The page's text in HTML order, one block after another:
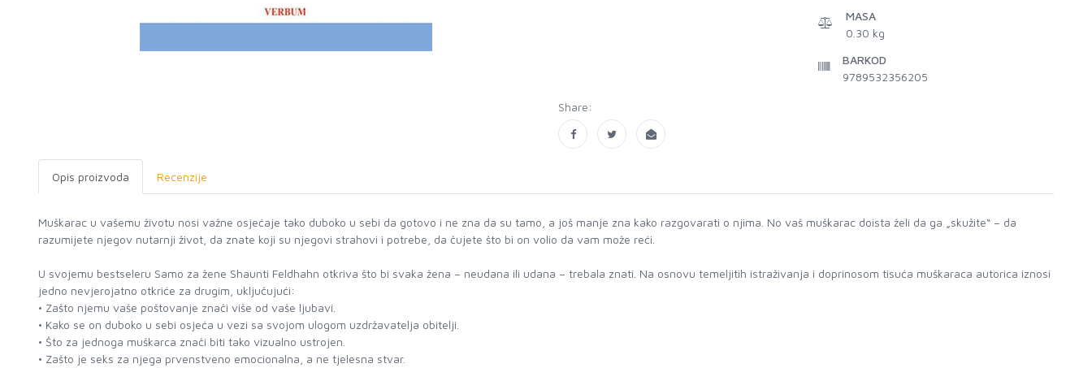
MASA
0.30 kg
BARKOD
9789532356205
Share:
Opis proizvoda Recenzije
Muškarac u vašemu životu nosi važne osjećaje tako duboko u sebi da gotovo i ne zna da su tamo, a još manje zna kako razgovarati o njima. No vaš muškarac doista želi da ga „skužite“ – da
razumijete njegov nutarnji život, da znate koji su njegovi strahovi i potrebe, da čujete što bi on volio da vam može reći.
U svojemu bestseleru Samo za žene Shaunti Feldhahn otkriva što bi svaka žena – neudana ili udana – trebala znati. Na osnovu temeljitih istraživanja i doprinosom tisuća muškaraca autorica iznosi
jedno nevjerojatno otkriće za drugim, uključujući:
• Zašto njemu vaše poštovanje znači više od vaše ljubavi.
• Kako se on duboko u sebi osjeća u vezi sa svojom ulogom uzdržavatelja obitelji.
• Što za jednoga muškarca znači biti tako vizualno ustrojen.
• Zašto je seks za njega prvenstveno emocionalna, a ne tjelesna stvar.